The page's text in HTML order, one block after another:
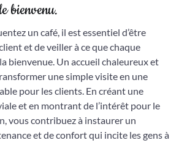
bienvenu.
un café, il est essentiel d’être
et de veiller à ce que chaque
bienvenue. Un accueil chaleureux et
une simple visite en une
pour les clients. En créant une
et en montrant de l’intérêt pour le
vous contribuez à instaurer un
et de confort qui incite les gens à